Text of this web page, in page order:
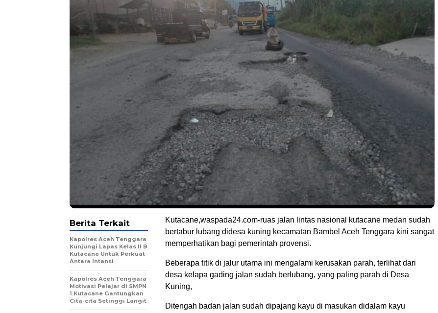
Kutacane,waspada24.com-ruas jalan lintas nasional kutacane medan sudah
bertabur lubang didesa kuning kecamatan Bambel Aceh Tenggara kini sangat
memperhatikan bagi pemerintah provensi.
Beberapa titik di jalur utama ini mengalami kerusakan parah, terlihat dari
desa kelapa gading jalan sudah berlubang, yang paling parah di Desa
Kuning,
Ditengah badan jalan sudah dipajang kayu di masukan didalam kayu
Berita Terkait
Kapolres Aceh Tenggara
Kunjungi Lapas Kelas II B
Kutacane Untuk Perkuat
Antara Intansi
Kapolres Aceh Tenggara
Motivasi Pelajar di SMPN
1 Kutacane Gantungkan
Cita-cita Setinggi Langit